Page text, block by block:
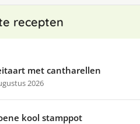
recepten
met cantharellen
2026
kool stamppot